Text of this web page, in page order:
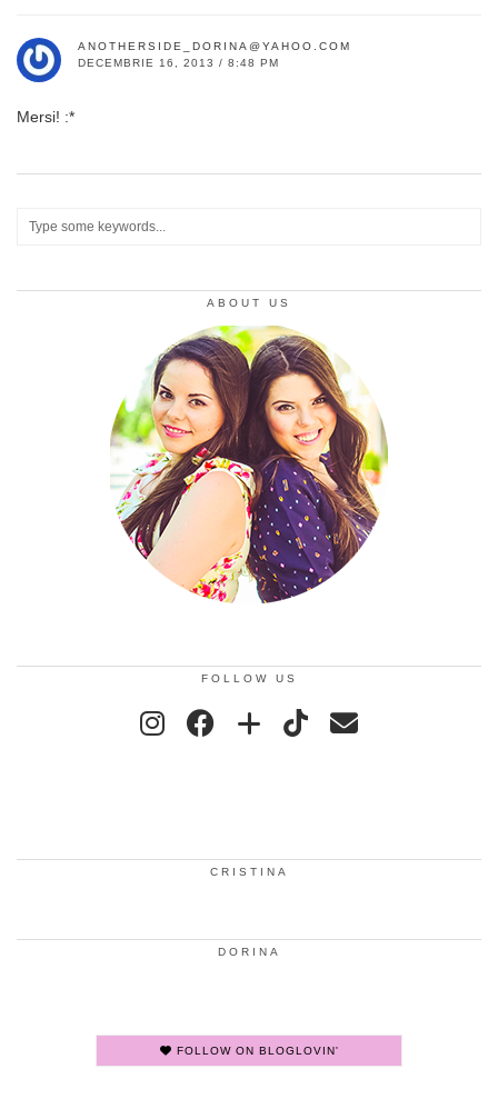
ANOTHERSIDE_DORINA@YAHOO.COM
DECEMBRIE 16, 2013 / 8:48 PM
Mersi! :*
ABOUT US
FOLLOW US
CRISTINA
DORINA
FOLLOW ON BLOGLOVIN'